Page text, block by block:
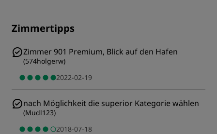
Zimmertipps
Zimmer 901 Premium, Blick auf den Hafen
(574holgerw)
2022-02-19
nach Möglichkeit die superior Kategorie wählen
(Mudl123)
2018-07-18